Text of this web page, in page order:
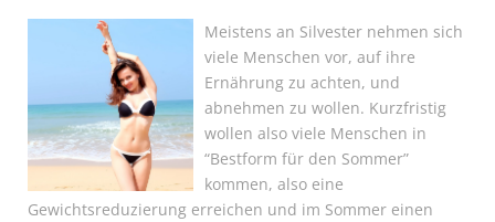
Meistens an Silvester nehmen sich
viele Menschen vor, auf ihre
Ernährung zu achten, und
abnehmen zu wollen. Kurzfristig
wollen also viele Menschen in
“Bestform für den Sommer”
kommen, also eine
Gewichtsreduzierung erreichen und im Sommer einen